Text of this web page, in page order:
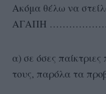
Ακόμα θέλω να
ΑΓΑΠΗ
α) σε όσες
τους, παρόλα τα